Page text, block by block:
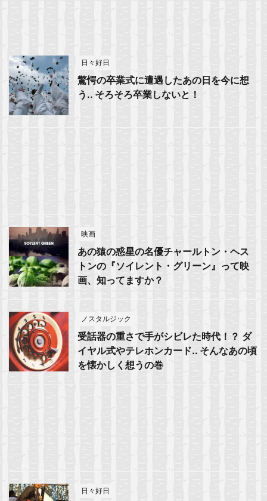
日々好日
驚愕の卒業式に遭遇したあの日を今に想
う.. そろそろ卒業しないと！
映画
あの猿の惑星の名優チャールトン・ヘス
トンの『ソイレント・グリーン』って映
画、知ってますか？
ノスタルジック
受話器の重さで手がシビレた時代！？ ダ
イヤル式やテレホンカード.. そんなあの頃
を懐かしく想うの巻
日々好日